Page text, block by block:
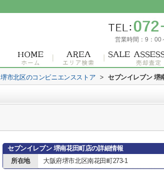
営業時間： 9：00
堺市北区のコンビニエンスストア > セブンイレブン 堺
セブンイレブン 堺南花田町店の詳細情報
所在地
大阪府堺市北区南花田町273-1